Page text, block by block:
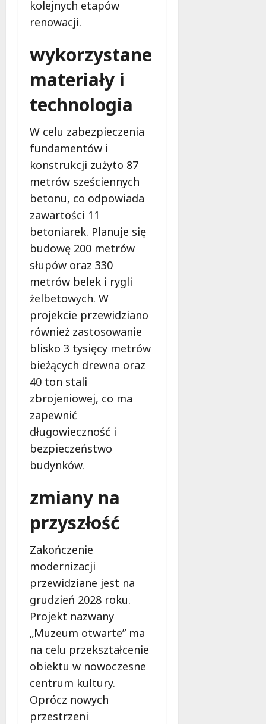
kolejnych etapów
renowacji.
wykorzystane
materiały i
technologia
W celu zabezpieczenia
fundamentów i
konstrukcji zużyto 87
metrów sześciennych
betonu, co odpowiada
zawartości 11
betoniarek. Planuje się
budowę 200 metrów
słupów oraz 330
metrów belek i rygli
żelbetowych. W
projekcie przewidziano
również zastosowanie
blisko 3 tysięcy metrów
bieżących drewna oraz
40 ton stali
zbrojeniowej, co ma
zapewnić
długowieczność i
bezpieczeństwo
budynków.
zmiany na
przyszłość
Zakończenie
modernizacji
przewidziane jest na
grudzień 2028 roku.
Projekt nazwany
„Muzeum otwarte” ma
na celu przekształcenie
obiektu w nowoczesne
centrum kultury.
Oprócz nowych
przestrzeni